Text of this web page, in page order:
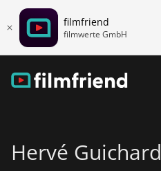
filmfriend
filmwerte GmbH
Hervé Guichard